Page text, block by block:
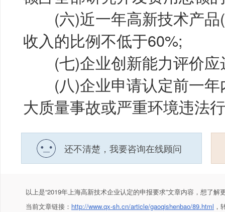
(六)近一年高新技术产品(
收入的比例不低于60%;
(七)企业创新能力评价应
(八)企业申请认定前一年
大质量事故或严重环境违法
还不清楚，我要咨询在线顾问
以上是“2019年上海高新技术企业认定的申报要求”文章内容，想了解
当前文章链接： http://www.qx-sh.cn/article/gaoqishenbao/89.html ，